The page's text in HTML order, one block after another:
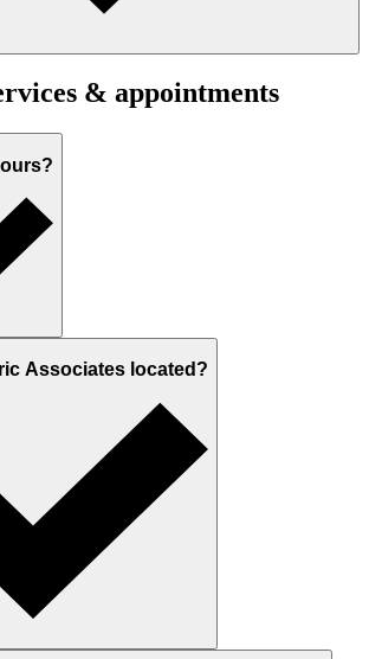
& appointments
Associates located?